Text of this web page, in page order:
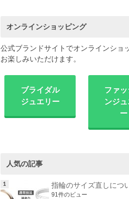
オンラインショッピング
公式ブランドサイトでオンラインショ
お楽しみいただけます。
ブライダル
ジュエリー
ファッ
ンジュ
ー
人気の記事
指輪のサイズ直しにつ
91件のビュー